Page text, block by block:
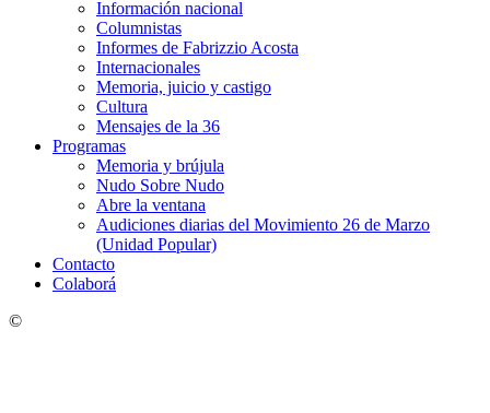
Información nacional
Columnistas
Informes de Fabrizzio Acosta
Internacionales
Memoria, juicio y castigo
Cultura
Mensajes de la 36
Programas
Memoria y brújula
Nudo Sobre Nudo
Abre la ventana
Audiciones diarias del Movimiento 26 de Marzo
(Unidad Popular)
Contacto
Colaborá
©